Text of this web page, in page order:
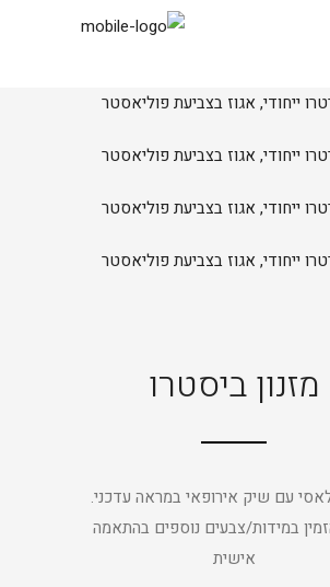
מזנון ביסטרו
עם שיק אירופאי במראה עדכני.
במידות/צבעים נוספים בהתאמה
אישית